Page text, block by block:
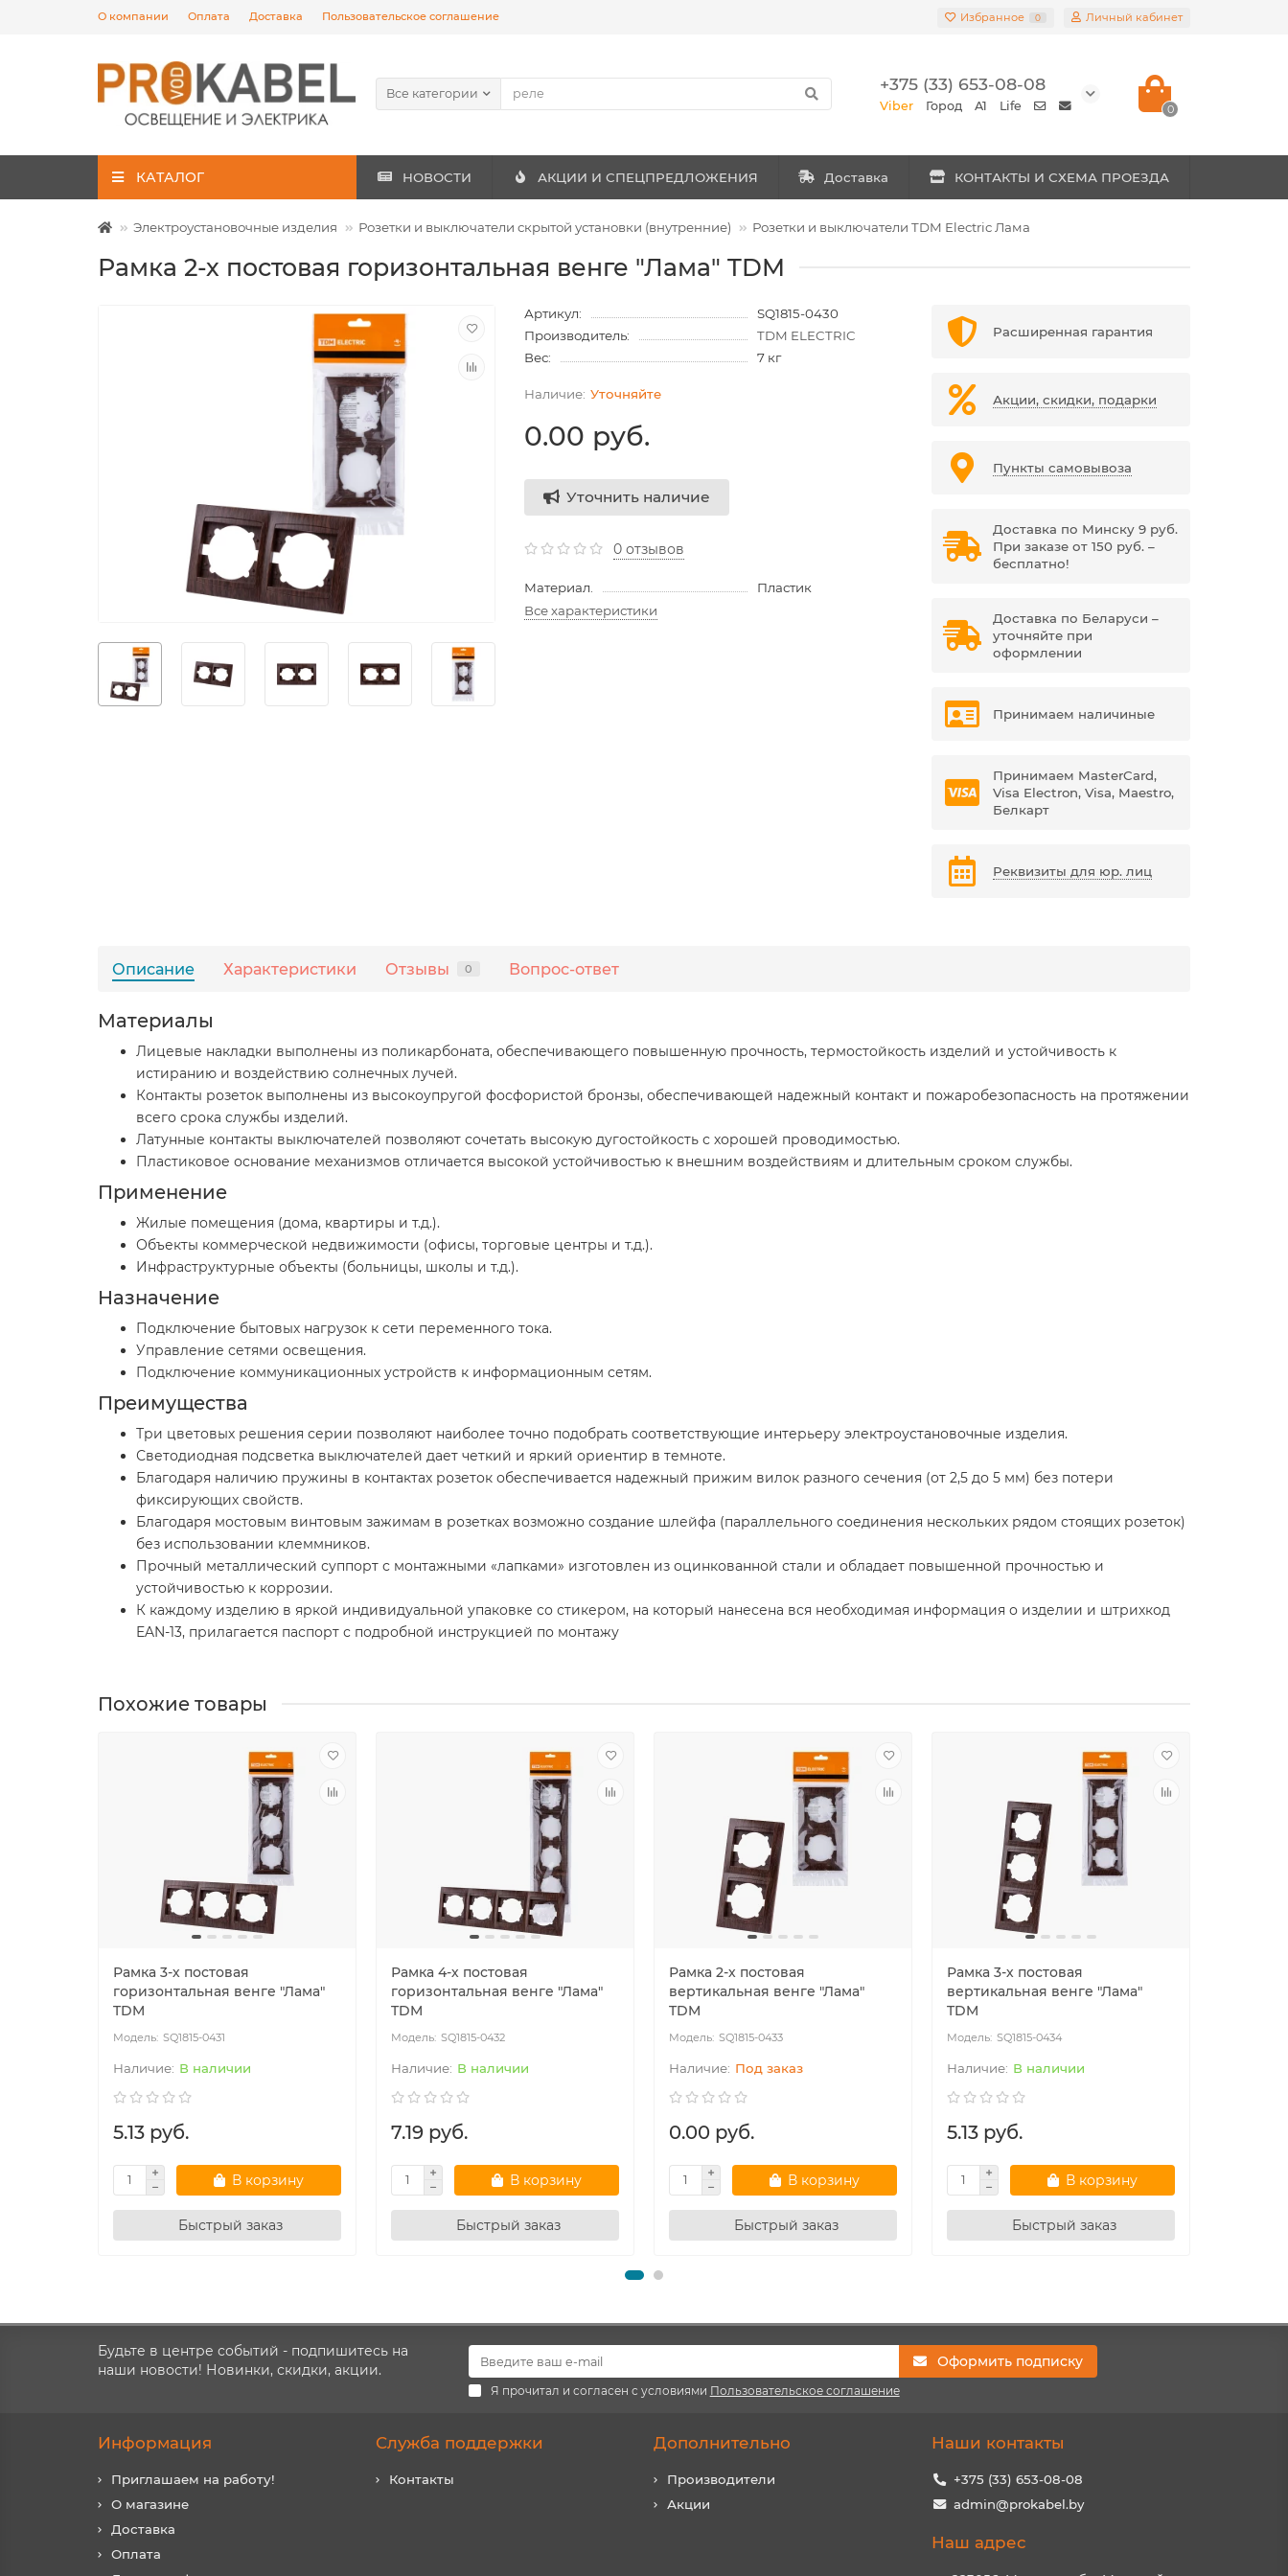
О компании Оплата Доставка Пользовательское соглашение Избранное 0 Личный кабинет
Все категории +375 (33) 653-08-08
Viber Город A1 Life 0
КАТАЛОГ НОВОСТИ АКЦИИ И СПЕЦПРЕДЛОЖЕНИЯ Доставка КОНТАКТЫ И СХЕМА ПРОЕЗДА
Электроустановочные изделия Розетки и выключатели скрытой установки (внутренние) Розетки и выключатели TDM Electric Лама
Рамка 2-х постовая горизонтальная венге "Лама" TDM
Артикул:
SQ1815-0430
Производитель:
TDM ELECTRIC
Вес:
7 кг
Уточняйте
0.00 руб.
Уточнить наличие
0 отзывов
Материал.
Пластик
Все характеристики
Расширенная гарантия
Акции, скидки, подарки
Пункты самовывоза
Доставка по Минску 9 руб.
При заказе от 150 руб. –
бесплатно!
Доставка по Беларуси –
уточняйте при
оформлении
Принимаем наличиные
Принимаем MasterCard,
Visa Electron, Visa, Maestro,
Белкарт
Реквизиты для юр. лиц
Описание Характеристики Отзывы 0 Вопрос-ответ
Материалы
Лицевые накладки выполнены из поликарбоната, обеспечивающего повышенную прочность, термостойкость изделий и устойчивость к
истиранию и воздействию солнечных лучей.
Контакты розеток выполнены из высокоупругой фосфористой бронзы, обеспечивающей надежный контакт и пожаробезопасность на протяжении
всего срока службы изделий.
Латунные контакты выключателей позволяют сочетать высокую дугостойкость с хорошей проводимостью.
Пластиковое основание механизмов отличается высокой устойчивостью к внешним воздействиям и длительным сроком службы.
Применение
Жилые помещения (дома, квартиры и т.д.).
Объекты коммерческой недвижимости (офисы, торговые центры и т.д.).
Инфраструктурные объекты (больницы, школы и т.д.).
Назначение
Подключение бытовых нагрузок к сети переменного тока.
Управление сетями освещения.
Подключение коммуникационных устройств к информационным сетям.
Преимущества
Три цветовых решения серии позволяют наиболее точно подобрать соответствующие интерьеру электроустановочные изделия.
Светодиодная подсветка выключателей дает четкий и яркий ориентир в темноте.
Благодаря наличию пружины в контактах розеток обеспечивается надежный прижим вилок разного сечения (от 2,5 до 5 мм) без потери
фиксирующих свойств.
Благодаря мостовым винтовым зажимам в розетках возможно создание шлейфа (параллельного соединения нескольких рядом стоящих розеток)
без использовании клеммников.
Прочный металлический суппорт с монтажными «лапками» изготовлен из оцинкованной стали и обладает повышенной прочностью и
устойчивостью к коррозии.
К каждому изделию в яркой индивидуальной упаковке со стикером, на который нанесена вся необходимая информация о изделии и штрихкод
EAN-13, прилагается паспорт с подробной инструкцией по монтажу
Похожие товары
Рамка 3-х постовая
горизонтальная венге "Лама"
TDM
SQ1815-0431
В наличии
5.13 руб.
В корзину
Быстрый заказ
Рамка 4-х постовая
горизонтальная венге "Лама"
TDM
SQ1815-0432
В наличии
7.19 руб.
В корзину
Быстрый заказ
Рамка 2-х постовая
вертикальная венге "Лама"
TDM
SQ1815-0433
Под заказ
0.00 руб.
В корзину
Быстрый заказ
Рамка 3-х постовая
вертикальная венге "Лама"
TDM
SQ1815-0434
В наличии
5.13 руб.
В корзину
Быстрый заказ
Будьте в центре событий - подпишитесь на
наши новости! Новинки, скидки, акции.
Оформить подписку
Я прочитал и согласен с условиями Пользовательское соглашение
Информация
Приглашаем на работу!
О магазине
Доставка
Оплата
Служба поддержки
Контакты
Дополнительно
Производители
Акции
Наши контакты
+375 (33) 653-08-08
admin@prokabel.by
Наш адрес